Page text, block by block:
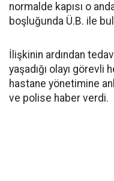
normalde kapısı o
boşluğunda Ü.B. ile
İlişkinin ardından
yaşadığı olayı
hastane yönetimine
ve polise haber verdi.